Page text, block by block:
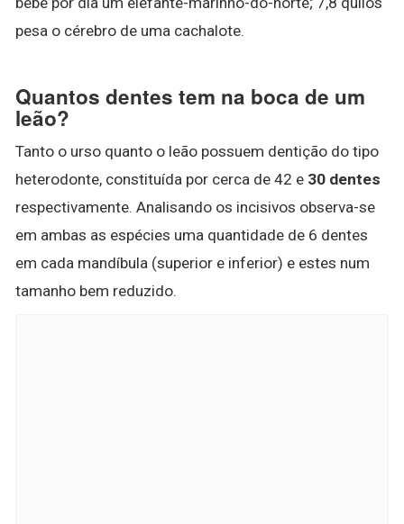
pesa o cérebro de uma cachalote.
Quantos dentes tem na boca de um
leão?
Tanto o urso quanto o leão possuem dentição do tipo
heterodonte, constituída por cerca de 42 e 30 dentes
respectivamente. Analisando os incisivos observa-se
em ambas as espécies uma quantidade de 6 dentes
em cada mandíbula (superior e inferior) e estes num
tamanho bem reduzido.